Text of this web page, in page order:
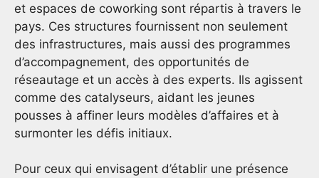
et espaces de coworking sont répartis à travers le
pays. Ces structures fournissent non seulement
des infrastructures, mais aussi des programmes
d’accompagnement, des opportunités de
réseautage et un accès à des experts. Ils agissent
comme des catalyseurs, aidant les jeunes
pousses à affiner leurs modèles d’affaires et à
surmonter les défis initiaux.
Pour ceux qui envisagent d’établir une présence